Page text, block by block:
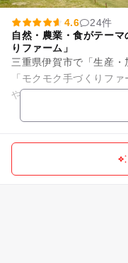
4.6
24件
自然・農業・食がテー
りファーム」
三重県伊賀市で「生産
「モクモク手づくりフ
や専門店、４つのレス
る他、田んぼや農場、